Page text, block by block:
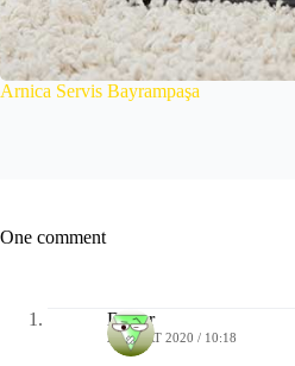
Arnica Servis Bayrampaşa
One comment
Dilber
25 MART 2020 / 10:18